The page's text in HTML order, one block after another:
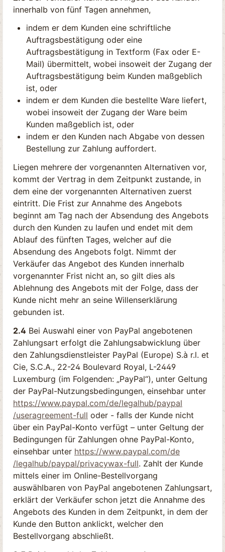
innerhalb von fünf Tagen annehmen,
indem er dem Kunden eine schriftliche
Auftragsbestätigung oder eine
Auftragsbestätigung in Textform (Fax oder E-
Mail) übermittelt, wobei insoweit der Zugang der
Auftragsbestätigung beim Kunden maßgeblich
ist, oder
indem er dem Kunden die bestellte Ware liefert,
wobei insoweit der Zugang der Ware beim
Kunden maßgeblich ist, oder
indem er den Kunden nach Abgabe von dessen
Bestellung zur Zahlung auffordert.
Liegen mehrere der vorgenannten Alternativen vor,
kommt der Vertrag in dem Zeitpunkt zustande, in
dem eine der vorgenannten Alternativen zuerst
eintritt. Die Frist zur Annahme des Angebots
beginnt am Tag nach der Absendung des Angebots
durch den Kunden zu laufen und endet mit dem
Ablauf des fünften Tages, welcher auf die
Absendung des Angebots folgt. Nimmt der
Verkäufer das Angebot des Kunden innerhalb
vorgenannter Frist nicht an, so gilt dies als
Ablehnung des Angebots mit der Folge, dass der
Kunde nicht mehr an seine Willenserklärung
gebunden ist.
2.4 Bei Auswahl einer von PayPal angebotenen
Zahlungsart erfolgt die Zahlungsabwicklung über
den Zahlungsdienstleister PayPal (Europe) S.à r.l. et
Cie, S.C.A., 22-24 Boulevard Royal, L-2449
Luxemburg (im Folgenden: „PayPal“), unter Geltung
der PayPal-Nutzungsbedingungen, einsehbar unter
https://www.paypal.com/de/legalhub/paypal
/useragreement-full oder - falls der Kunde nicht
über ein PayPal-Konto verfügt – unter Geltung der
Bedingungen für Zahlungen ohne PayPal-Konto,
einsehbar unter https://www.paypal.com/de
/legalhub/paypal/privacywax-full. Zahlt der Kunde
mittels einer im Online-Bestellvorgang
auswählbaren von PayPal angebotenen Zahlungsart,
erklärt der Verkäufer schon jetzt die Annahme des
Angebots des Kunden in dem Zeitpunkt, in dem der
Kunde den Button anklickt, welcher den
Bestellvorgang abschließt.